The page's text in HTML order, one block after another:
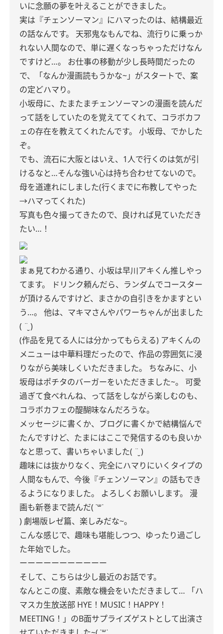
いに念願の夢を叶えることができました。
実は『チェンソーマン』にハマったのは、結構最近
の話なんです。
天邪鬼なもんでね、流行りに乗っか
れない人間なので、単に遅くなっちゃっただけなん
ですけど…。
お仕事の移動が少し長時間だったの
で、「なんか漫画読もうかな~」がスタートで、案
の定どハマり。
小坂母に、たまたまチェンソーマンの漫画を読んだ
って話をしていたのを覚えててくれて、コラボカフ
ェの存在を教えてくれたんです。
小坂母、でかした
ぞ。
でも、流石に大阪とはいえ、1人で行くのは気が引
けるなと…そんな強い心は持ち合わせてないので。
母を道連れにしました(行くまでに布教してやった
→ハマってくれた)
写真も色々撮ってきたので、良ければ見ていただき
たい…！
まぁ見てわかる通り、小坂は早川アキくん推しやっ
てます。
ドリンク頼んだら、ランダムでコースター
が頂けるんですけど、まさかの自引きをかますとい
う…。
他は、マキマさんやパワーちゃんが出ました
( ¨̮ )
(作品を見てる人には分かってもらえる) アキくんの
メニューは中華料理だったので、作品の雰囲気に浸
りながら美味しくいただきました。
ちなみに、小
坂母はポチタのバーガーをいただきました~。
可愛
過ぎて食べれんね、って話をしながら楽しむのも、
コラボカフェの醍醐味なんだろうな。
メッセージに書くか、ブログに書くかで結構悩んで
たんですけど、たまにはここで発信するのも良いか
なと思って、書いちゃいました( ¨̮ )
趣味には抜かりなく、完全にハマりにいくタイプの
人間なもんで、今後『チェンソーマン』の話もでき
るようになりました。
よろしくお願いします。
漫
画も新巻まで読んだ( ˙꒳​˙
) 劇場版レゼ篇、楽しみだな~。
こんな感じで、趣味も堪能しつつ、ゆったり過ごし
た年始でした。
ーーーーーーーーーーー
そして、こちらは少し最近のお話です。
なんとこの度、素敵な機会をいただきまして…
「ハ
マスカ生放送部 HYE！MUSIC！HAPPY！
MEETING！」のB面サプライズゲストとして出演さ